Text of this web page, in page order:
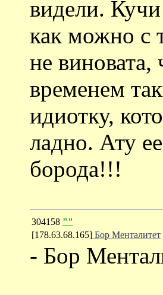
видели.
как можно с
не
временем
идиотку,
ладно. Ату
борода!!!
304158 ""
[178.63.68.165] Бор Менталитет
- Бор